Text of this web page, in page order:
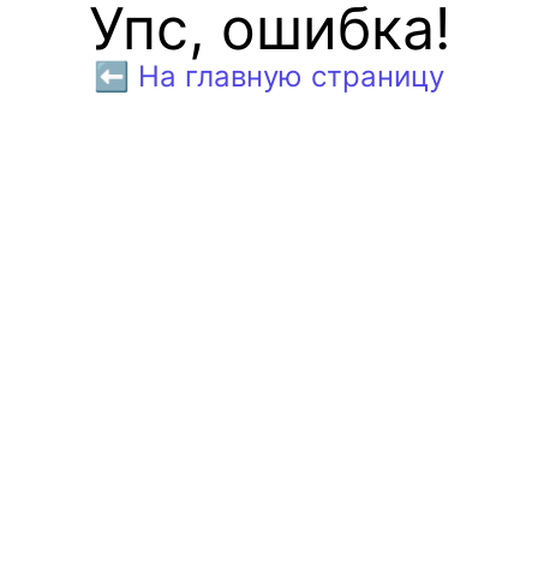
Упс, ошибка!
⬅️ На главную страницу